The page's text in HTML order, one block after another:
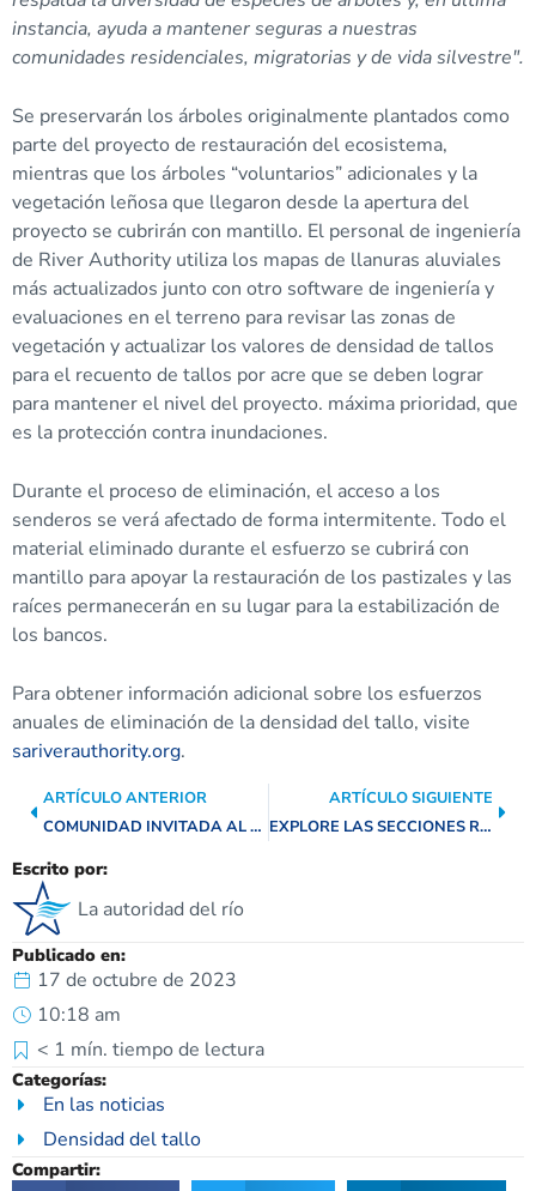
Escrito por:
La autoridad del río
Publicado en:
17 de octubre de 2023
10:18 am
< 1 mín. tiempo de lectura
Categorías:
En las noticias
Densidad del tallo
Compartir:
instancia, ayuda a mantener seguras a nuestras
comunidades residenciales, migratorias y de vida silvestre".
Se preservarán los árboles originalmente plantados como
parte del proyecto de restauración del ecosistema,
mientras que los árboles “voluntarios” adicionales y la
vegetación leñosa que llegaron desde la apertura del
proyecto se cubrirán con mantillo. El personal de ingeniería
de River Authority utiliza los mapas de llanuras aluviales
más actualizados junto con otro software de ingeniería y
evaluaciones en el terreno para revisar las zonas de
vegetación y actualizar los valores de densidad de tallos
para el recuento de tallos por acre que se deben lograr
para mantener el nivel del proyecto. máxima prioridad, que
es la protección contra inundaciones.
Durante el proceso de eliminación, el acceso a los
senderos se verá afectado de forma intermitente. Todo el
material eliminado durante el esfuerzo se cubrirá con
mantillo para apoyar la restauración de los pastizales y las
raíces permanecerán en su lugar para la estabilización de
los bancos.
Para obtener información adicional sobre los esfuerzos
anuales de eliminación de la densidad del tallo, visite
sariverauthority.org.
ARTÍCULO ANTERIOR
COMUNIDAD INVITADA AL FESTIVAL ANUAL DE OTOÑO EN EL PARQUE NATURAL HELTON EN FLORESVILLE
ARTÍCULO SIGUIENTE
EXPLORE LAS SECCIONES RECIÉN TERMINADAS DEL PARQUE CULTURAL SAN PEDRO CREEK